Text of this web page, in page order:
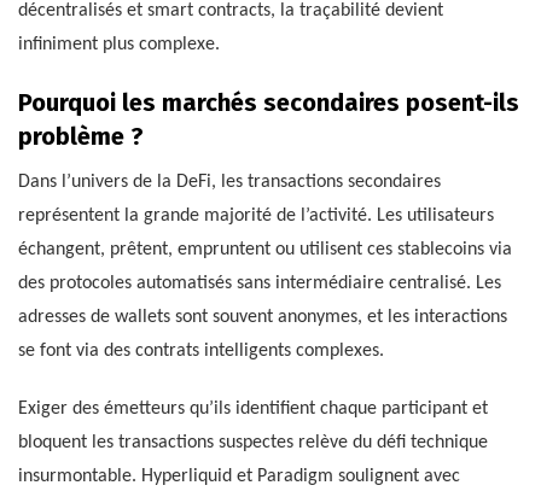
décentralisés et smart contracts, la traçabilité devient
infiniment plus complexe.
Pourquoi les marchés secondaires posent-ils
problème ?
Dans l’univers de la DeFi, les transactions secondaires
représentent la grande majorité de l’activité. Les utilisateurs
échangent, prêtent, empruntent ou utilisent ces stablecoins via
des protocoles automatisés sans intermédiaire centralisé. Les
adresses de wallets sont souvent anonymes, et les interactions
se font via des contrats intelligents complexes.
Exiger des émetteurs qu’ils identifient chaque participant et
bloquent les transactions suspectes relève du défi technique
insurmontable. Hyperliquid et Paradigm soulignent avec